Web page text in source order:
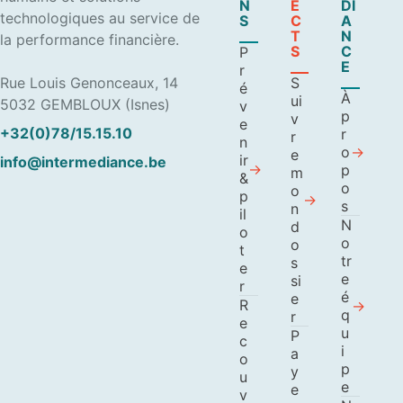
technologiques au service de
la performance financière.
Rue Louis Genonceaux, 14
5032 GEMBLOUX (Isnes)
+32(0)78/15.15.10
info@intermediance.be
N
S
P
r
é
v
e
n
ir
&
p
il
o
t
e
r
R
e
c
o
u
v
E
C
T
S
S
ui
v
r
e
m
o
n
d
o
s
si
e
r
P
a
y
e
DI
A
N
C
E
À
p
r
o
p
o
s
N
o
tr
e
é
q
u
i
p
e